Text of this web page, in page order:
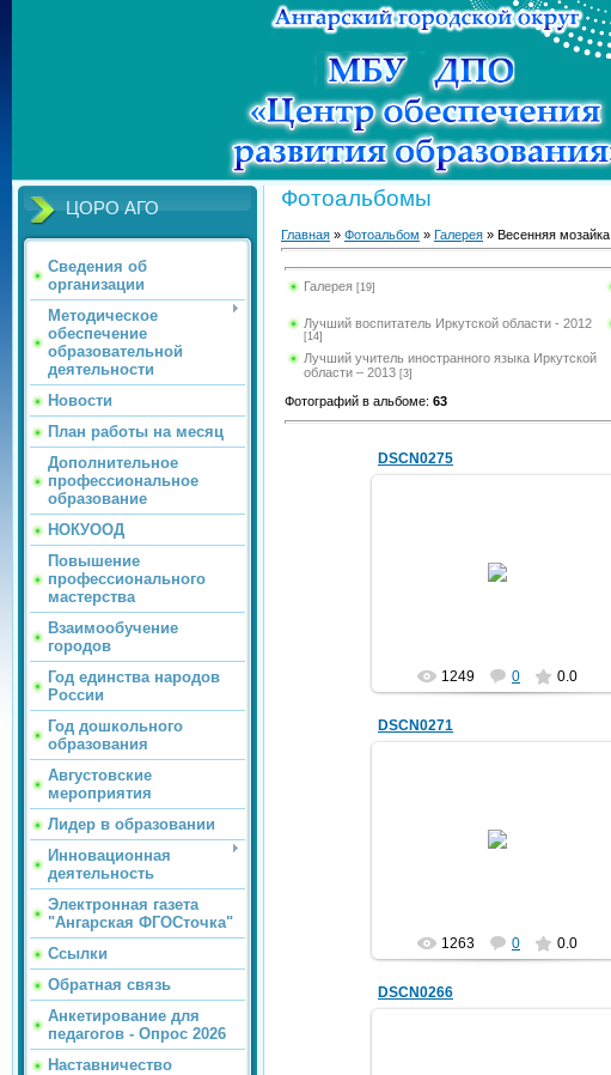
ЦОРО АГО
Сведения об
организации
Методическое
обеспечение
образовательной
деятельности
Новости
План работы на месяц
Дополнительное
профессиональное
образование
НОКУООД
Повышение
профессионального
мастерства
Взаимообучение
городов
Год единства народов
России
Год дошкольного
образования
Августовские
мероприятия
Лидер в образовании
Инновационная
деятельность
Электронная газета
"Ангарская ФГОСточка"
Ссылки
Обратная связь
Анкетирование для
педагогов - Опрос 2026
Наставничество
Фотоальбомы
Главная » Фотоальбом » Галерея » Весенняя мозайка
Галерея [19]
Лучший воспитатель Иркутской области - 2012
[14]
Лучший учитель иностранного языка Иркутской
области – 2013 [3]
Фотографий в альбоме: 63
DSCN0275
1249 0 0.0
DSCN0271
1263 0 0.0
DSCN0266